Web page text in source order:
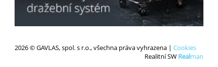
2026 © GAVLAS, spol. s r.o., všechna práva vyhrazena | Cookies
Realitní SW Realman